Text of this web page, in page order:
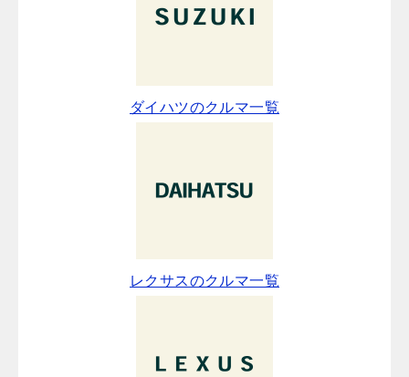
ダイハツのクルマ一覧
レクサスのクルマ一覧